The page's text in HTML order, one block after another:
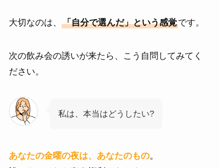
大切なのは、 「自分で選んだ」という感覚です。
次の飲み会の誘いが来たら、こう自問してみてく
ださい。
私は、本当はどうしたい?
あなたの金曜の夜は、あなたのもの。